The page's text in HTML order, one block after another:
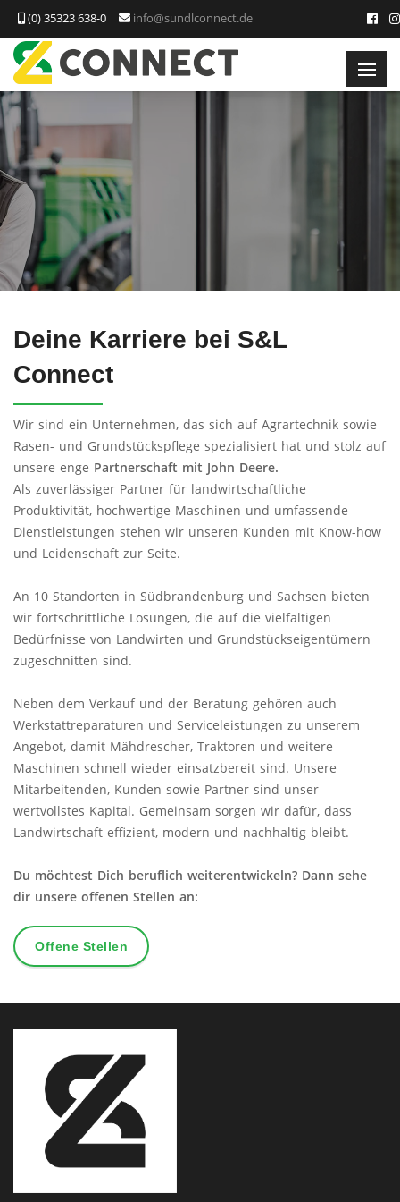
(0) 35323 638-0 info@sundlconnect.de
Deine Karriere bei S&L
Connect
Wir sind ein Unternehmen, das sich auf Agrartechnik sowie
Rasen- und Grundstückspflege spezialisiert hat und stolz auf
unsere enge Partnerschaft mit John Deere.
Als zuverlässiger Partner für landwirtschaftliche
Produktivität, hochwertige Maschinen und umfassende
Dienstleistungen stehen wir unseren Kunden mit Know-how
und Leidenschaft zur Seite.
An 10 Standorten in Südbrandenburg und Sachsen bieten
wir fortschrittliche Lösungen, die auf die vielfältigen
Bedürfnisse von Landwirten und Grundstückseigentümern
zugeschnitten sind.
Neben dem Verkauf und der Beratung gehören auch
Werkstattreparaturen und Serviceleistungen zu unserem
Angebot, damit Mähdrescher, Traktoren und weitere
Maschinen schnell wieder einsatzbereit sind. Unsere
Mitarbeitenden, Kunden sowie Partner sind unser
wertvollstes Kapital. Gemeinsam sorgen wir dafür, dass
Landwirtschaft effizient, modern und nachhaltig bleibt.
Du möchtest Dich beruflich weiterentwickeln? Dann sehe
dir unsere offenen Stellen an:
Offene Stellen